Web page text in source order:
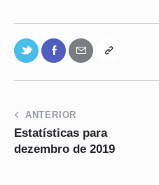
ANTERIOR
Estatísticas para
dezembro de 2019